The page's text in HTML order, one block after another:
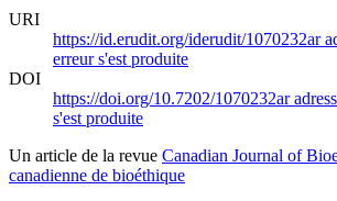
URI
https://id.erudit.org/iderudit/1070232ar
erreur s'est produite
DOI
https://doi.org/10.7202/1070232ar
s'est produite
Un article de la revue Canadian Journal of
canadienne de bioéthique